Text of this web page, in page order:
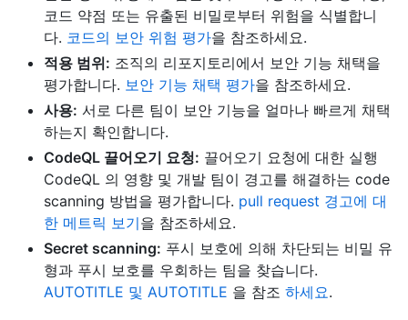
코드 약점 또는 유출된 비밀로부터 위험을 식별합니
다. 코드의 보안 위험 평가을 참조하세요.
적용 범위: 조직의 리포지토리에서 보안 기능 채택을
평가합니다. 보안 기능 채택 평가을 참조하세요.
사용: 서로 다른 팀이 보안 기능을 얼마나 빠르게 채택
하는지 확인합니다.
CodeQL 끌어오기 요청: 끌어오기 요청에 대한 실행
CodeQL 의 영향 및 개발 팀이 경고를 해결하는 code
scanning 방법을 평가합니다. pull request 경고에 대
한 메트릭 보기을 참조하세요.
Secret scanning: 푸시 보호에 의해 차단되는 비밀 유
형과 푸시 보호를 우회하는 팀을 찾습니다.
AUTOTITLE 및 AUTOTITLE 을 참조 하세요.